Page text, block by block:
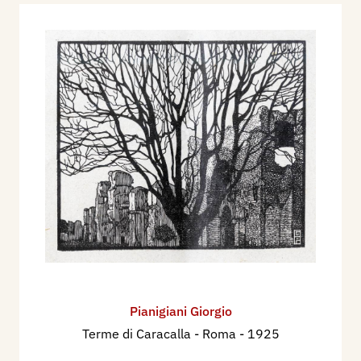
del Sindacato Nazionale Fascista di Belle Arti,
alla Calcografia di Roma.
Nel 1932 figura alla Mostra “L’Italie dans l’art di
livre et de la gravure, exposition d’oeuvres de
maitres graveurs illustrateurs et imprimeurs
italiens et français anciens et modernes, Musèe
de la Peinture, Bordeaux.
Nel 1932 figura alla Mostra “Les xjlographes
Italiens et Belges”,8° Salon de l’Association des
Xylopraphes Belges, a Bruxelles (Belgio).
Nel 1933 figura alla Mostra “Sucasnà Europskà
Vychodoslovenchè,a Kosice.
il suo nome viene considerato su un articolo sulla
Pianigiani Giorgio
Terme di Caracalla - Roma - 1925